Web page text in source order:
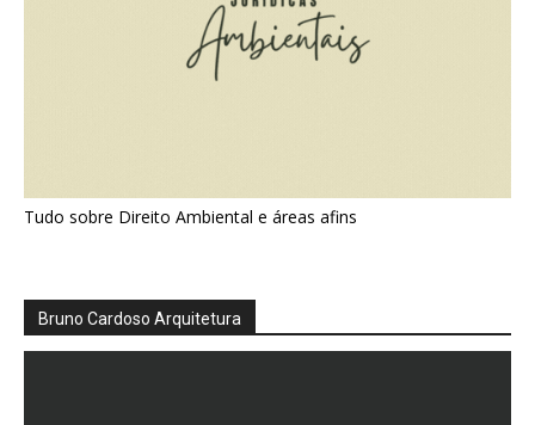
Tudo sobre Direito Ambiental e áreas afins
Bruno Cardoso Arquitetura